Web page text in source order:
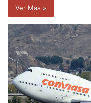
Ver Mas »